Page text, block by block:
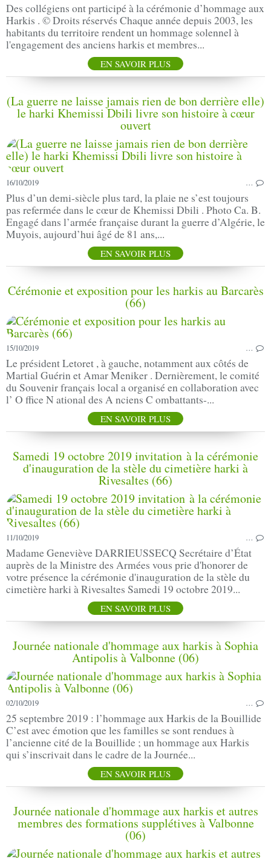
Des collégiens ont participé à la cérémonie d’hommage aux
Harkis . © Droits réservés Chaque année depuis 2003, les
habitants du territoire rendent un hommage solennel à
l'engagement des anciens harkis et membres...
EN SAVOIR PLUS
(La guerre ne laisse jamais rien de bon derrière elle)
le harki Khemissi Dbili livre son histoire à cœur
ouvert
16/10/2019 …
Plus d’un demi-siècle plus tard, la plaie ne s’est toujours
pas refermée dans le cœur de Khemissi Dbili . Photo Ca. B.
Engagé dans l’armée française durant la guerre d’Algérie, le
Muyois, aujourd’hui âgé de 81 ans,...
EN SAVOIR PLUS
Cérémonie et exposition pour les harkis au Barcarès
(66)
15/10/2019 …
Le président Letoret , à gauche, notamment aux côtés de
Martial Guérin et Amar Meniker . Dernièrement, le comité
du Souvenir français local a organisé en collaboration avec
l’ O ffice N ational des A nciens C ombattants-...
EN SAVOIR PLUS
Samedi 19 octobre 2019 invitation à la cérémonie
d'inauguration de la stèle du cimetière harki à
Rivesaltes (66)
11/10/2019 …
Madame Geneviève DARRIEUSSECQ Secrétaire d’État
auprès de la Ministre des Armées vous prie d'honorer de
votre présence la cérémonie d'inauguration de la stèle du
cimetière harki à Rivesaltes Samedi 19 octobre 2019...
EN SAVOIR PLUS
Journée nationale d'hommage aux harkis à Sophia
Antipolis à Valbonne (06)
02/10/2019 …
25 septembre 2019 : l’hommage aux Harkis de la Bouillide
C’est avec émotion que les familles se sont rendues à
l’ancienne cité de la Bouillide ; un hommage aux Harkis
qui s’inscrivait dans le cadre de la Journée...
EN SAVOIR PLUS
Journée nationale d'hommage aux harkis et autres
membres des formations supplétives à Valbonne
(06)